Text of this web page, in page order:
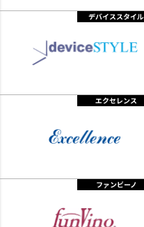
デバイススタイル
エクセレンス
ファンビーノ